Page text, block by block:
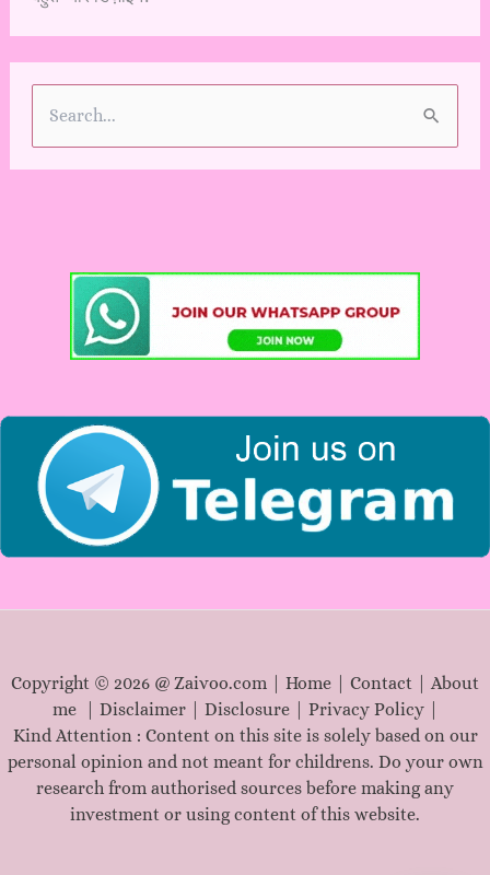
Copyright © 2026 @ Zaivoo.com | Home Contact
About
me
Disclaimer| Disclosure| Privacy Policy|
Kind Attention : Content on this site is solely based on our
personal opinion and not meant for childrens. Do your own
research from authorised sources before making any
investment or using content of this website.